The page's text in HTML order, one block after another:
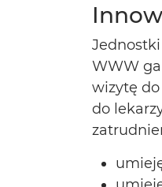
WWW
wizytę
do